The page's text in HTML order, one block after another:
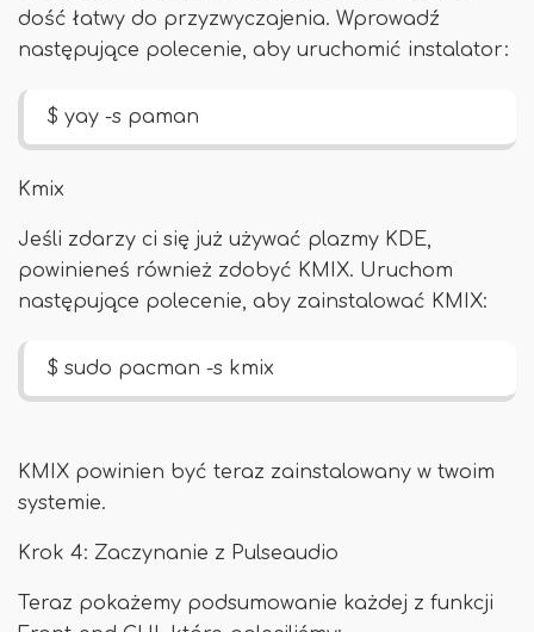
dość łatwy do przyzwyczajenia. Wprowadź
następujące polecenie, aby uruchomić instalator:
$ yay -s paman
Kmix
Jeśli zdarzy ci się już używać plazmy KDE,
powinieneś również zdobyć KMIX. Uruchom
następujące polecenie, aby zainstalować KMIX:
$ sudo pacman -s kmix
KMIX powinien być teraz zainstalowany w twoim
systemie.
Krok 4: Zaczynanie z Pulseaudio
Teraz pokażemy podsumowanie każdej z funkcji